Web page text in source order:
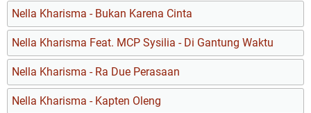
Nella Kharisma - Bukan Karena Cinta
Nella Kharisma Feat. MCP Sysilia - Di Gantung Waktu
Nella Kharisma - Ra Due Perasaan
Nella Kharisma - Kapten Oleng